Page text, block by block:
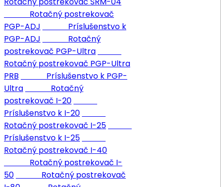
Rotačný postrekovač
PGP-ADJ
Príslušenstvo k
PGP-ADJ
Rotačný
postrekovač PGP-Ultra
Rotačný postrekovač PGP-Ultra
PRB
Príslušenstvo k PGP-
Ultra
Rotačný
postrekovač I-20
Príslušenstvo k I-20
Rotačný postrekovač I-25
Príslušenstvo k I-25
Rotačný postrekovač I-40
Rotačný postrekovač I-
50
Rotačný postrekovač